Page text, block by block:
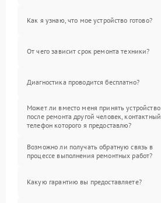
Как я узнаю, что мое устройство готово?
От чего зависит срок ремонта техники?
Диагностика проводится бесплатно?
Может ли вместо меня принять устройство
после ремонта другой человек, контактный
телефон которого я предоставлю?
Возможно ли получать обратную связь в
процессе выполнения ремонтных работ?
Какую гарантию вы предоставляете?